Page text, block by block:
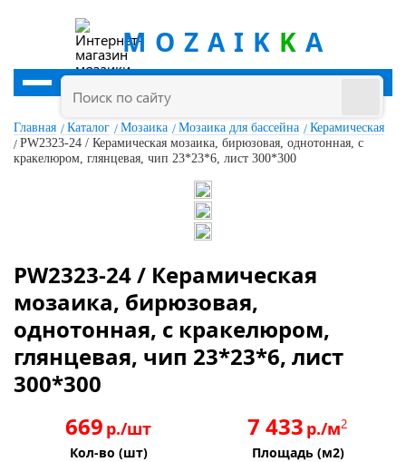
MOZAIK K A
Главная Каталог Мозаика Мозаика для бассейна
Керамическая
PW2323-24 / Керамическая мозаика, бирюзовая, однотонная, с
кракелюром, глянцевая, чип 23*23*6, лист 300*300
PW2323-24 / Керамическая
мозаика, бирюзовая,
однотонная, с кракелюром,
глянцевая, чип 23*23*6, лист
300*300
669 р./шт
Кол-во (шт)
7 433 р./м2
Площадь (м2)